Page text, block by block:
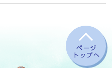
ページ
トップへ